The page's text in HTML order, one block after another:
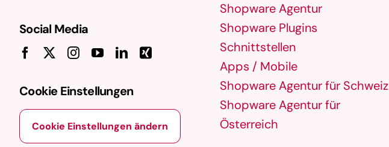
Social Media
Cookie Einstellungen
Cookie Einstellungen ändern
Shopware Agentur
Shopware Plugins
Schnittstellen
Apps / Mobile
Shopware Agentur für Schweiz
Shopware Agentur für
Österreich